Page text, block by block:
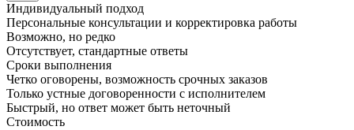
Индивидуальный подход
Персональные консультации и корректировка работы
Возможно, но редко
Отсутствует, стандартные ответы
Сроки выполнения
Четко оговорены, возможность срочных заказов
Только устные договоренности с исполнителем
Быстрый, но ответ может быть неточный
Стоимость